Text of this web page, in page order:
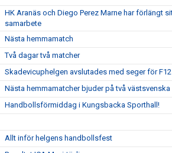
HK Aranäs och Diego Perez Marne har förlängt
samarbete
Nästa hemmamatch
Två dagar två matcher
Skadevicuphelgen avslutades med seger för F12
Nästa hemmamatcher bjuder på två västsvenska
Handbollsförmiddag i Kungsbacka Sporthall!
Allt inför helgens handbollsfest